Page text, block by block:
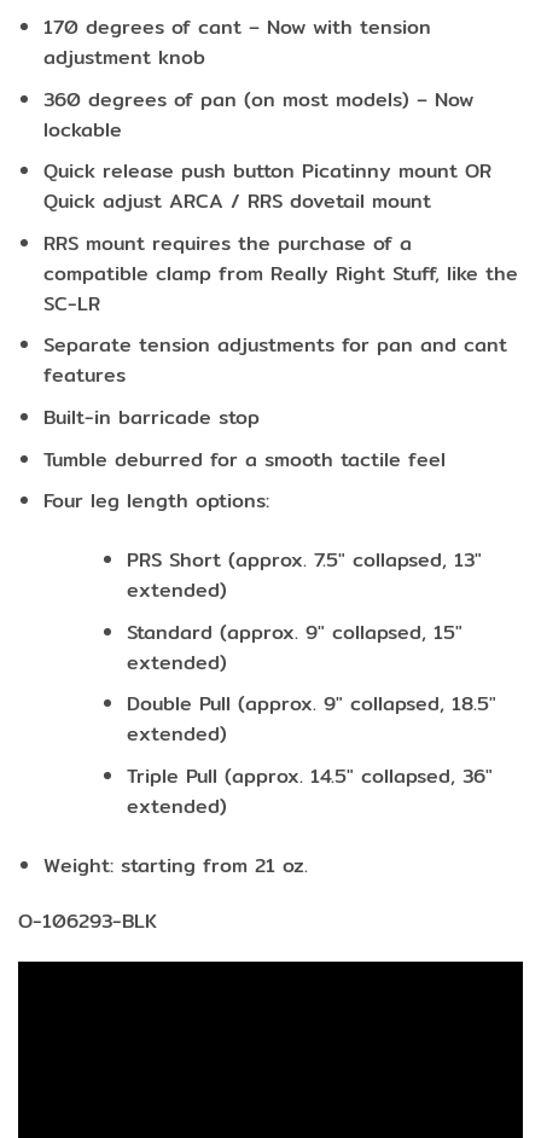
170 degrees of cant – Now with tension
adjustment knob
360 degrees of pan (on most models) – Now
lockable
Quick release push button Picatinny mount OR
Quick adjust ARCA / RRS dovetail mount
RRS mount requires the purchase of a
compatible clamp from Really Right Stuff, like the
SC-LR
Separate tension adjustments for pan and cant
features
Built-in barricade stop
Tumble deburred for a smooth tactile feel
Four leg length options:
PRS Short (approx. 7.5″ collapsed, 13″
extended)
Standard (approx. 9″ collapsed, 15″
extended)
Double Pull (approx. 9″ collapsed, 18.5″
extended)
Triple Pull (approx. 14.5″ collapsed, 36″
extended)
Weight: starting from 21 oz.
O-106293-BLK